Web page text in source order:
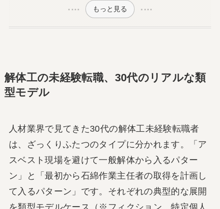
もっと見る
解体工の未経験転職、30代のリアルな類
型モデル
人材業界で見てきた30代の解体工未経験転職者
は、ざっくりふたつのタイプに分かれます。「ア
スベスト現場を避けて一般解体から入るパター
ン」と「最初から石綿作業主任者の取得を計画し
て入るパターン」です。それぞれの典型的な展開